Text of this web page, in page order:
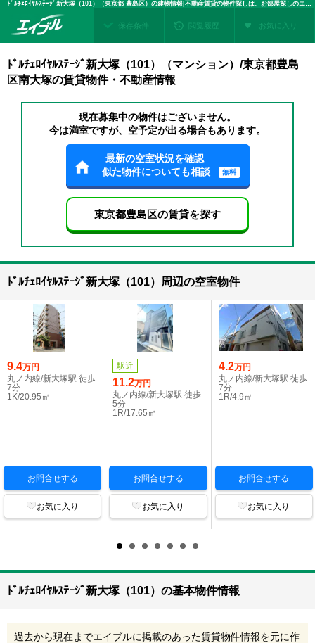
ﾄﾞﾙﾁｪﾛｲﾔﾙｽﾃｰｼﾞ新大塚（101）（東京都 豊島区）の建物情報|不動産賃貸の物件探しは、お部屋探しのエイブル
保存条件 閲覧履歴 お気に入り
ﾄﾞﾙﾁｪﾛｲﾔﾙｽﾃｰｼﾞ新大塚（101）（マンション）/東京都豊島
区南大塚の賃貸物件・不動産情報
現在募集中の物件はございません。
今は満室ですが、空予定が出る場合もあります。
最新の空室状況を確認
似た物件についても相談
無料
東京都豊島区の賃貸を探す
ﾄﾞﾙﾁｪﾛｲﾔﾙｽﾃｰｼﾞ新大塚（101）周辺の空室物件
9.4万円
丸ノ内線/新大塚駅 徒歩
7分
1K/20.95㎡
お問合せする
お気に入り
駅近
11.2万円
丸ノ内線/新大塚駅 徒歩
5分
1R/17.65㎡
お問合せする
お気に入り
4.2万円
丸ノ内線/新大塚駅 徒歩
7分
1R/4.9㎡
お問合せする
お気に入り
ﾄﾞﾙﾁｪﾛｲﾔﾙｽﾃｰｼﾞ新大塚（101）の基本物件情報
過去から現在までエイブルに掲載のあった賃貸物件情報を元に作